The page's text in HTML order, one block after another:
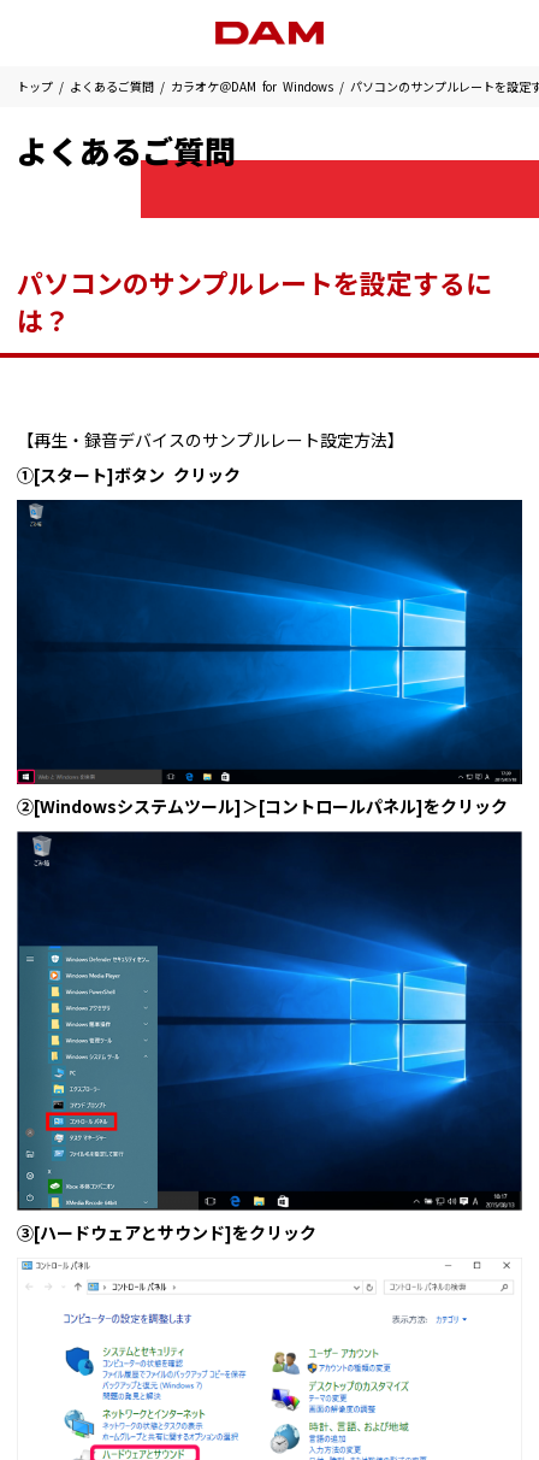
トップ よくあるご質問 カラオケ＠DAM for Windows パソコンのサンプルレートを設定
よくあるご質問
パソコンのサンプルレートを設定するに
は？
【再生・録音デバイスのサンプルレート設定方法】
①[スタート]ボタン クリック
②[Windowsシステムツール]＞[コントロールパネル]をクリック
③[ハードウェアとサウンド]をクリック